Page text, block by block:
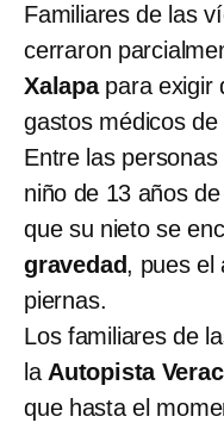
Familiares de las
cerraron
Xalapapara exigir
gastos médicos
Entre las
niño de 13 años
que su nieto se
gravedad, pues el
piernas.
Los familiares de
laAutopista
que hasta el